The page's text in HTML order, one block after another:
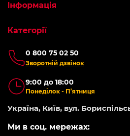
0 800 75 02 50
Зворотній дзвінок
9:00 до 18:00
Понеділок - П’ятниця
Україна, Київ, вул.
Ми в соц. мережах:
Інформація
Категорії